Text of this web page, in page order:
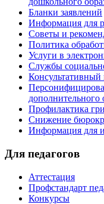
Бланки заявлений
Информация для
Советы и
Политика
Услуги в
Службы
Консультативный
дополнительного
Профилактика
Снижение
Информация для
Для педагогов
Аттестация
Профстандарт
Конкурсы